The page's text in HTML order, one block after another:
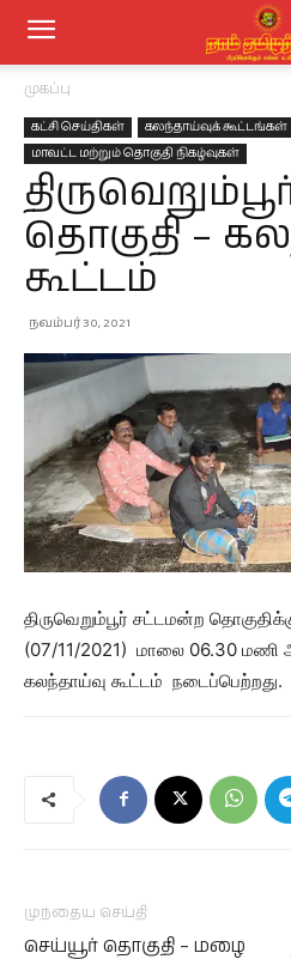
முகப்பு
கட்சி செய்திகள் கலந்தாய்வுக் கூட்டங்கள்
மாவட்ட மற்றும் தொகுதி நிகழ்வுகள்
தொகுதி –
கூட்டம்
நவம்பர் 30, 2021
திருவெறும்பூர் சட்டமன்ற
(07/11/2021) மாலை 06.30
கலந்தாய்வு கூட்டம் நடைப்பெற்றது.
முந்தைய செய்தி
செய்யூர் தொகுதி – மழை